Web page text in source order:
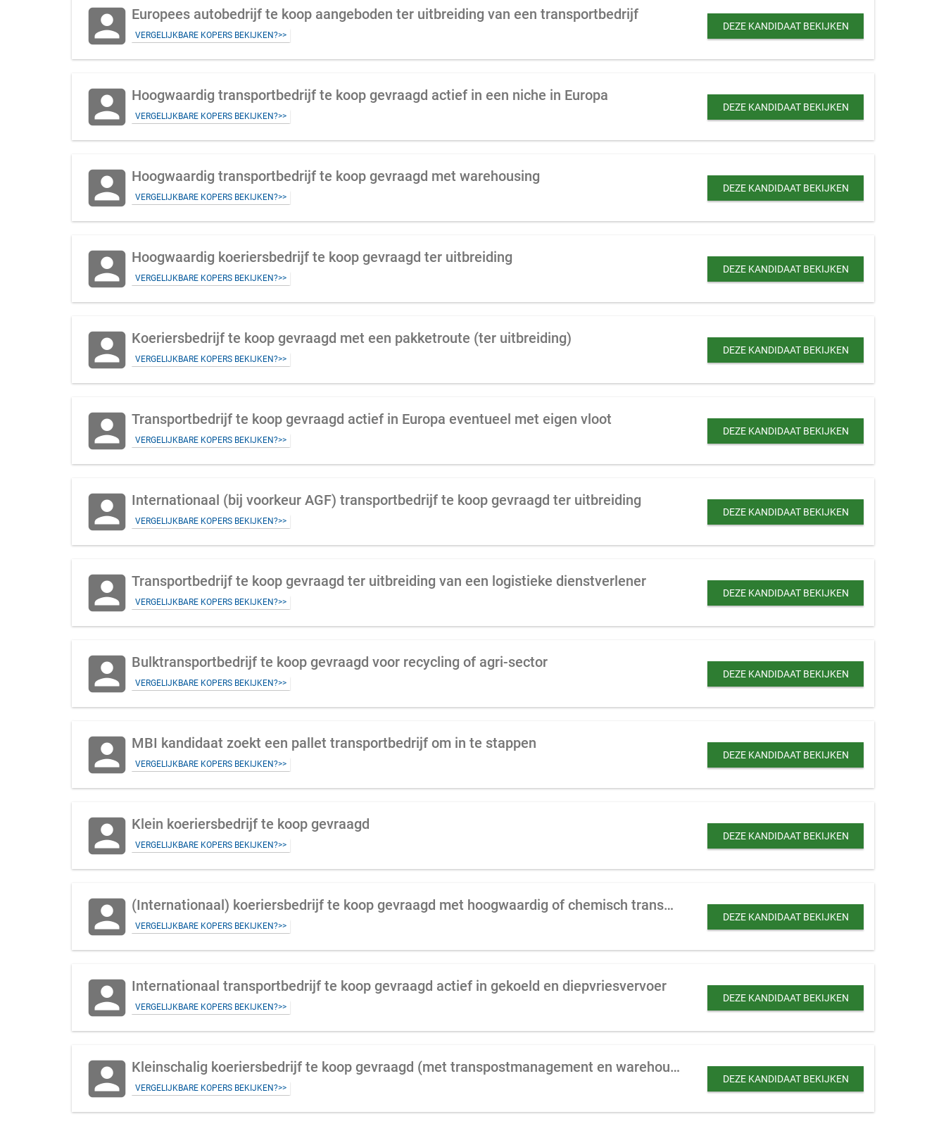
account_box Europees autobedrijf te koop aangeboden ter uitbreiding van een transportbedrijf
VERGELIJKBARE KOPERS BEKIJKEN?>>
DEZE KANDIDAAT BEKIJKEN
account_box Hoogwaardig transportbedrijf te koop gevraagd actief in een niche in Europa
VERGELIJKBARE KOPERS BEKIJKEN?>>
DEZE KANDIDAAT BEKIJKEN
account_box Hoogwaardig transportbedrijf te koop gevraagd met warehousing
VERGELIJKBARE KOPERS BEKIJKEN?>>
DEZE KANDIDAAT BEKIJKEN
account_box Hoogwaardig koeriersbedrijf te koop gevraagd ter uitbreiding
VERGELIJKBARE KOPERS BEKIJKEN?>>
DEZE KANDIDAAT BEKIJKEN
account_box Koeriersbedrijf te koop gevraagd met een pakketroute (ter uitbreiding)
VERGELIJKBARE KOPERS BEKIJKEN?>>
DEZE KANDIDAAT BEKIJKEN
account_box Transportbedrijf te koop gevraagd actief in Europa eventueel met eigen vloot
VERGELIJKBARE KOPERS BEKIJKEN?>>
DEZE KANDIDAAT BEKIJKEN
account_box Internationaal (bij voorkeur AGF) transportbedrijf te koop gevraagd ter uitbreiding
VERGELIJKBARE KOPERS BEKIJKEN?>>
DEZE KANDIDAAT BEKIJKEN
account_box Transportbedrijf te koop gevraagd ter uitbreiding van een logistieke dienstverlener
VERGELIJKBARE KOPERS BEKIJKEN?>>
DEZE KANDIDAAT BEKIJKEN
account_box Bulktransportbedrijf te koop gevraagd voor recycling of agri-sector
VERGELIJKBARE KOPERS BEKIJKEN?>>
DEZE KANDIDAAT BEKIJKEN
account_box MBI kandidaat zoekt een pallet transportbedrijf om in te stappen
VERGELIJKBARE KOPERS BEKIJKEN?>>
DEZE KANDIDAAT BEKIJKEN
account_box Klein koeriersbedrijf te koop gevraagd
VERGELIJKBARE KOPERS BEKIJKEN?>>
DEZE KANDIDAAT BEKIJKEN
account_box (Internationaal) koeriersbedrijf te koop gevraagd met hoogwaardig of chemisch transport
VERGELIJKBARE KOPERS BEKIJKEN?>>
DEZE KANDIDAAT BEKIJKEN
account_box Internationaal transportbedrijf te koop gevraagd actief in gekoeld en diepvriesvervoer
VERGELIJKBARE KOPERS BEKIJKEN?>>
DEZE KANDIDAAT BEKIJKEN
account_box Kleinschalig koeriersbedrijf te koop gevraagd (met transpostmanagement en warehousing
VERGELIJKBARE KOPERS BEKIJKEN?>>
DEZE KANDIDAAT BEKIJKEN